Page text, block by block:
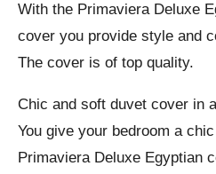
With the Primaviera Deluxe
cover you provide style and
The cover is of top quality.
Chic and soft duvet cover in
You give your bedroom a
Primaviera Deluxe Egyptian